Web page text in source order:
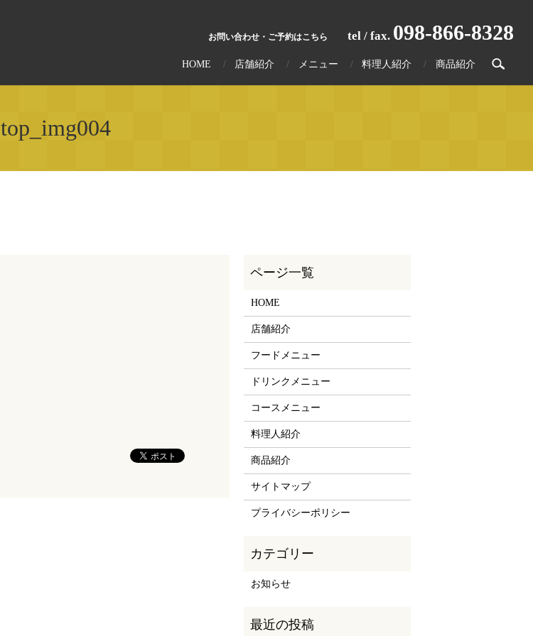
お問い合わせ・ご予約はこちら tel / fax. 098-866-8328
HOME 店舗紹介 メニュー 料理人紹介 商品紹介
top_img004
HOME
店舗紹介
フードメニュー
ドリンクメニュー
コースメニュー
料理人紹介
商品紹介
サイトマップ
プライバシーポリシー
お知らせ